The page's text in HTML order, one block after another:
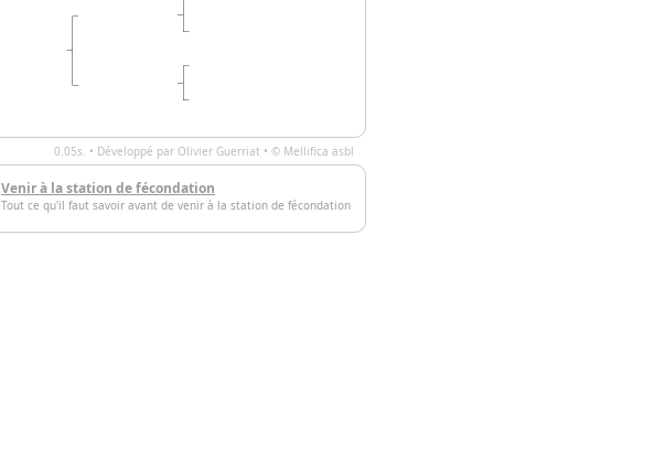
0.05s. • Développé par Olivier Guerriat • © Mellifica asbl
Venir à la station de fécondation
Tout ce qu'il faut savoir avant de venir à la station de fécondation